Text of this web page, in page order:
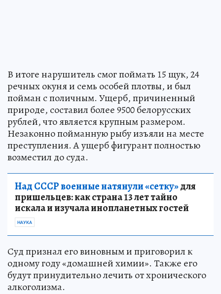
В итоге нарушитель смог поймать 15 щук, 24
речных окуня и семь особей плотвы, и был
пойман с поличным. Ущерб, причиненный
природе, составил более 9500 белорусских
рублей, что является крупным размером.
Незаконно пойманную рыбу изъяли на месте
преступления. А ущерб фигурант полностью
возместил до суда.
Над СССР военные натянули «сетку»для
пришельцев: как страна 13 лет тайно
искала и изучала инопланетных гостей
НАУКА
Суд признал его виновным и приговорил к
одному году «домашней химии». Также его
будут принудительно лечить от хронического
алкоголизма.